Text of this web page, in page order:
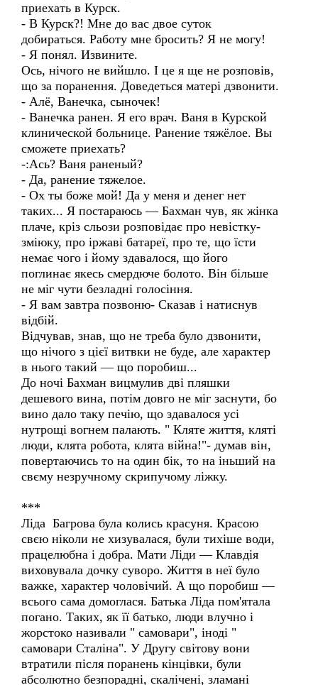
приехать в Курск.
- В Курск?! Мне до вас двое суток
добираться. Работу мне бросить? Я не могу!
- Я понял. Извините.
Ось, нічого не вийшло. І це я ще не розповів,
що за поранення. Доведеться матері дзвонити.
- Алё, Ванечка, сыночек!
- Ванечка ранен. Я его врач. Ваня в Курской
клинической больнице. Ранение тяжёлое. Вы
сможете приехать?
-:Ась? Ваня раненый?
- Да, ранение тяжелое.
- Ох ты боже мой! Да у меня и денег нет
таких... Я постараюсь — Бахман чув, як жінка
плаче, кріз сльози розповідає про невістку-
зміюку, про іржаві батареї, про те, що їсти
немає чого і йому здавалося, що його
поглинає якесь смердюче болото. Він більше
не міг чути безладні голосіння.
- Я вам завтра позвоню- Сказав і натиснув
відбій.
Відчував, знав, що не треба було дзвонити,
що нічого з цієї витвки не буде, але характер
в нього такий — що поробиш...
До ночі Бахман вицмулив дві пляшки
дешевого вина, потім довго не міг заснути, бо
вино дало таку печію, що здавалося усі
нутрощі вогнем палають. " Кляте життя, кляті
люди, клята робота, клята війна!"- думав він,
повертаючись то на один бік, то на іньший на
свєму незручному скрипучому ліжку.
***
Ліда Багрова була колись красуня. Красою
свєю ніколи не хизувалася, були тихіше води,
працелюбна і добра. Мати Ліди — Клавдія
виховувала дочку суворо. Життя в неї було
важке, характер чоловічий. А що поробиш —
всього сама домоглася. Батька Ліда пом'ятала
погано. Таких, як її батько, люди влучно і
жорстоко називали " самовари", іноді "
самовари Сталіна". У Другу світову вони
втратили після поранень кінцівки, були
абсолютно безпорадні, скалічені, зламані